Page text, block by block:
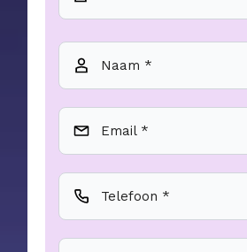
Naam *
Email *
Telefoon *